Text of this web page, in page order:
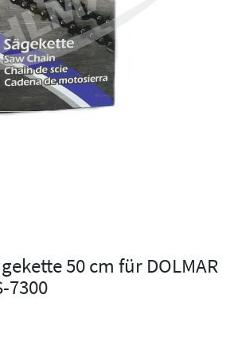
50 cm für DOLMAR
7300